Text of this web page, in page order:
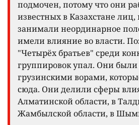
подмочен, потому что они
известных в Казахстане лиц,
занимали неординарное
имели влияние во власти.
"Четырёх братьев" среди
группировок упал. Они
грузинскими ворами,
сюда. Они делили сферы
Алматинской области, в
Жамбылской области, в